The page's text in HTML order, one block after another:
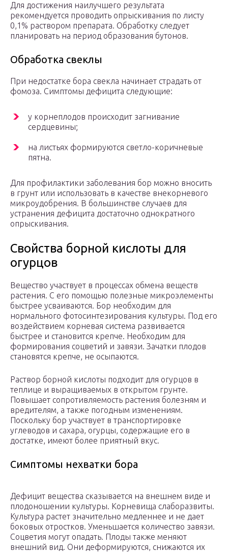
Для достижения наилучшего результата
рекомендуется проводить опрыскивания по листу
0,1% раствором препарата. Обработку следует
планировать на период образования бутонов.
Обработка свеклы
При недостатке бора свекла начинает страдать от
фомоза. Симптомы дефицита следующие:
у корнеплодов происходит загнивание
сердцевины;
на листьях формируются светло-коричневые
пятна.
Для профилактики заболевания бор можно вносить
в грунт или использовать в качестве внекорневого
микроудобрения. В большинстве случаев для
устранения дефицита достаточно однократного
опрыскивания.
Свойства борной кислоты для
огурцов
Вещество участвует в процессах обмена веществ
растения. С его помощью полезные микроэлементы
быстрее усваиваются. Бор необходим для
нормального фотосинтезирования культуры. Под его
воздействием корневая система развивается
быстрее и становится крепче. Необходим для
формирования соцветий и завязи. Зачатки плодов
становятся крепче, не осыпаются.
Раствор борной кислоты подходит для огурцов в
теплице и выращиваемых в открытом грунте.
Повышает сопротивляемость растения болезням и
вредителям, а также погодным изменениям.
Поскольку бор участвует в транспортировке
углеводов и сахара, огурцы, содержащие его в
достатке, имеют более приятный вкус.
Симптомы нехватки бора
Дефицит вещества сказывается на внешнем виде и
плодоношении культуры. Корневища слаборазвиты.
Культура растет значительно медленнее и не дает
боковых отростков. Уменьшается количество завязи.
Соцветия могут опадать. Плоды также меняют
внешний вид. Они деформируются, снижаются их